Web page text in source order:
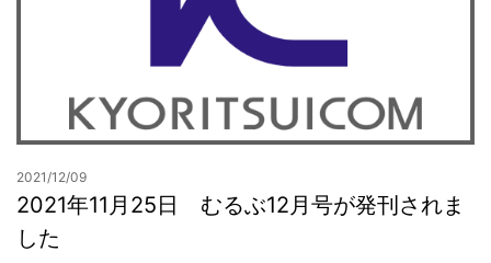
2021/12/09
2021年11月25日 むるぶ12月号が発刊されま
した